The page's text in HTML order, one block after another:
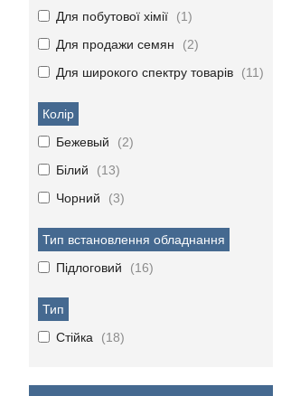
Для побутової хімії
1
Для продажи семян
2
Для широкого спектру товарів
11
Колір
Бежевый
2
Білий
13
Чорний
3
Тип встановлення обладнання
Підлоговий
16
Тип
Стійка
18